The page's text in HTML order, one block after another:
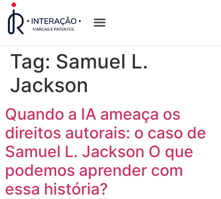
Tag: Samuel L.
Jackson
Quando a IA ameaça os
direitos autorais: o caso de
Samuel L. Jackson O que
podemos aprender com
essa história?